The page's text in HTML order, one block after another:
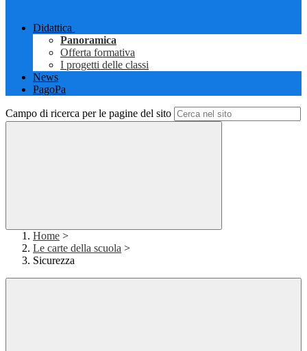
Didattica
Panoramica
Offerta formativa
I progetti delle classi
News
PagoPa
Campo di ricerca per le pagine del sito
Home >
Le carte della scuola >
Sicurezza